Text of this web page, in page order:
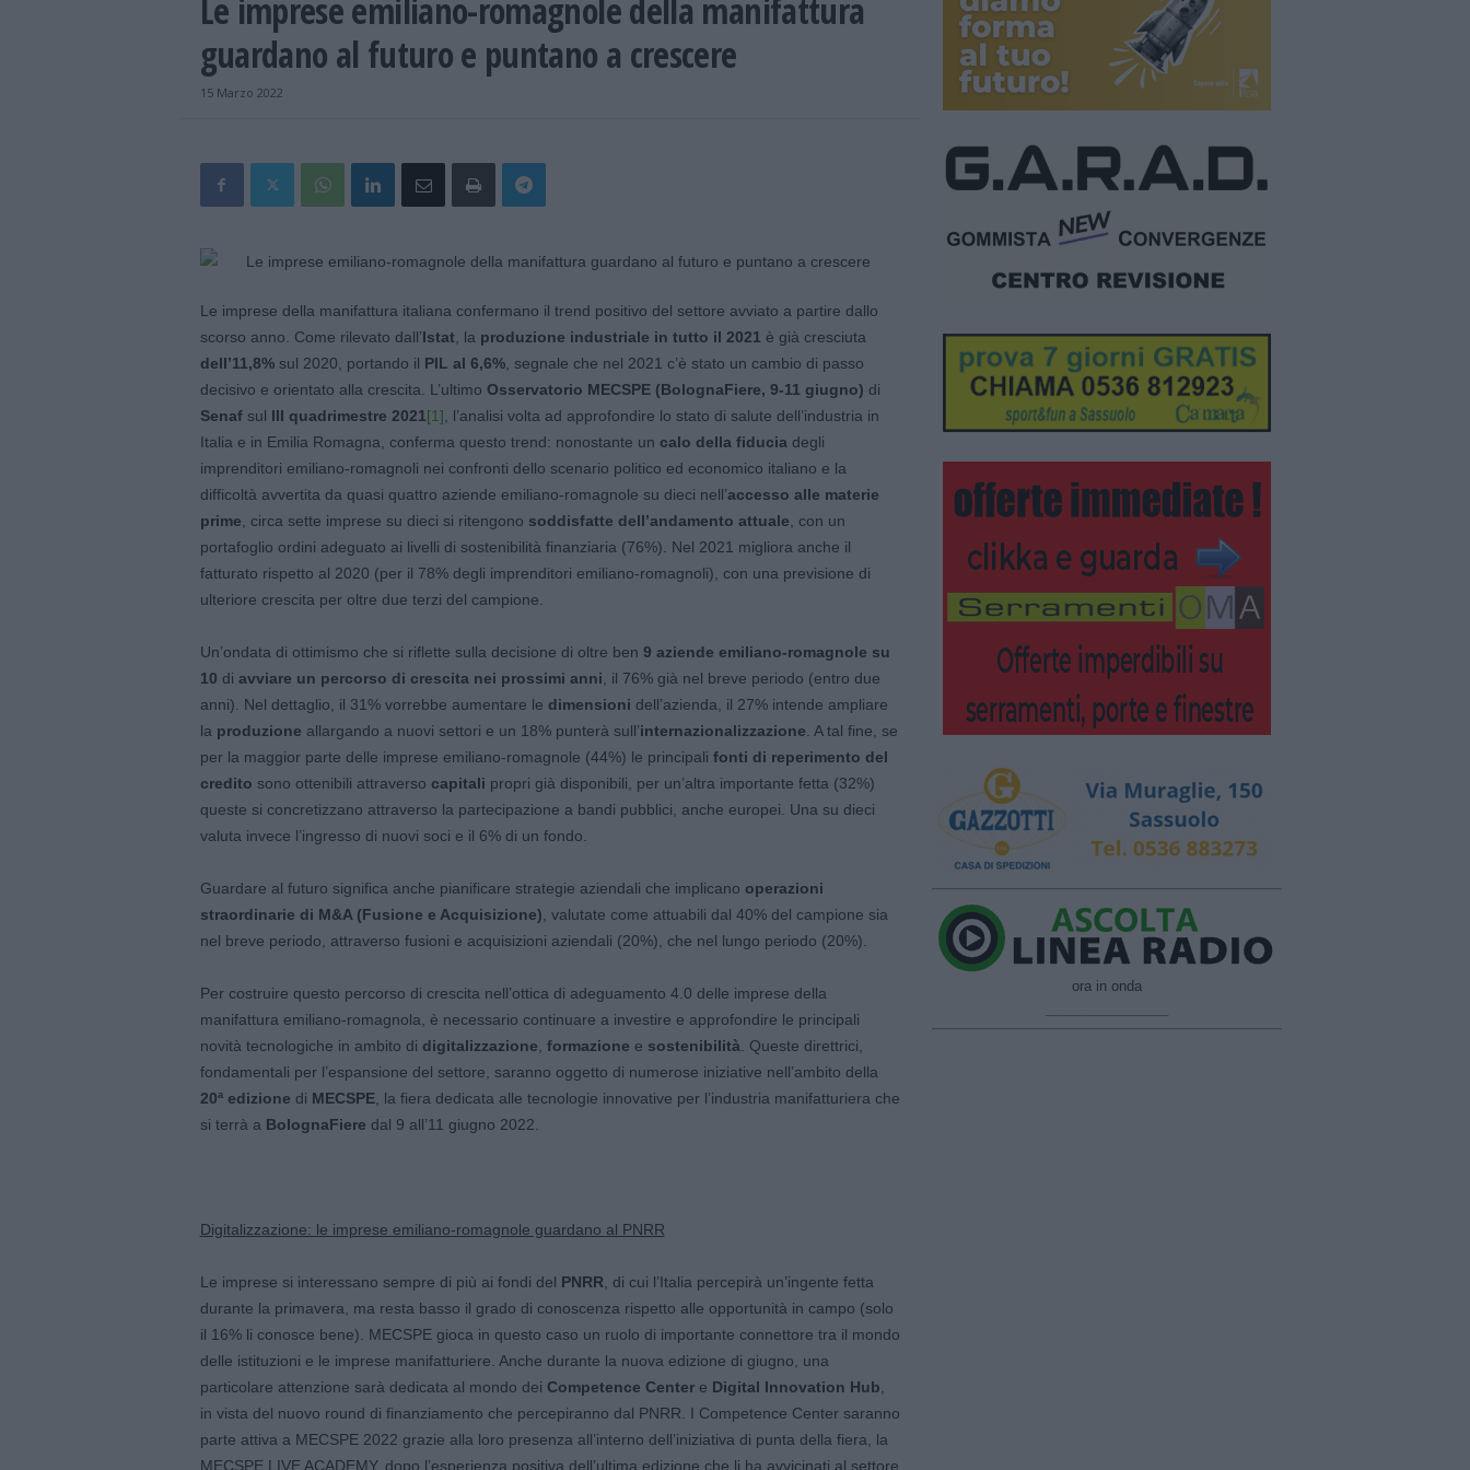
Le imprese emiliano-romagnole della manifattura
guardano al futuro e puntano a crescere
15 Marzo 2022
Le imprese della manifattura italiana confermano il trend positivo del settore avviato a partire dallo
scorso anno. Come rilevato dall’Istat , la produzione industriale in tutto il 2021 è già cresciuta
dell’11,8%sul 2020, portando il PIL al 6,6%, segnale che nel 2021 c’è stato un cambio di passo
decisivo e orientato alla crescita. L’ultimo Osservatorio MECSPE (BolognaFiere, 9-11 giugno) di
Senaf sul III quadrimestre 2021[1] , l’analisi volta ad approfondire lo stato di salute dell’industria in
Italia e in Emilia Romagna, conferma questo trend: nonostante un calo della fiducia degli
imprenditori emiliano-romagnoli nei confronti dello scenario politico ed economico italiano e la
difficoltà avvertita da quasi quattro aziende emiliano-romagnole su dieci nell’accesso alle materie
prime , circa sette imprese su dieci si ritengono soddisfatte dell’andamento attuale , con un
portafoglio ordini adeguato ai livelli di sostenibilità finanziaria (76%). Nel 2021 migliora anche il
fatturato rispetto al 2020 (per il 78% degli imprenditori emiliano-romagnoli), con una previsione di
ulteriore crescita per oltre due terzi del campione.
Un’ondata di ottimismo che si riflette sulla decisione di oltre ben 9 aziende emiliano-romagnole su
10 di avviare un percorso di crescita nei prossimi anni , il 76% già nel breve periodo (entro due
anni). Nel dettaglio, il 31% vorrebbe aumentare le dimensioni dell’azienda, il 27% intende ampliare
la produzione allargando a nuovi settori e un 18% punterà sull’internazionalizzazione . A tal fine, se
per la maggior parte delle imprese emiliano-romagnole (44%) le principali fonti di reperimento del
credito sono ottenibili attraverso capitali propri già disponibili, per un’altra importante fetta (32%)
queste si concretizzano attraverso la partecipazione a bandi pubblici, anche europei. Una su dieci
valuta invece l’ingresso di nuovi soci e il 6% di un fondo.
Guardare al futuro significa anche pianificare strategie aziendali che implicano operazioni
straordinarie di M&A (Fusione e Acquisizione) , valutate come attuabili dal 40% del campione sia
nel breve periodo, attraverso fusioni e acquisizioni aziendali (20%), che nel lungo periodo (20%).
Per costruire questo percorso di crescita nell’ottica di adeguamento 4.0 delle imprese della
manifattura emiliano-romagnola, è necessario continuare a investire e approfondire le principali
novità tecnologiche in ambito di digitalizzazione formazione e sostenibilità . Queste direttrici,
fondamentali per l’espansione del settore, saranno oggetto di numerose iniziative nell’ambito della
20ªedizione di MECSPE, la fiera dedicata alle tecnologie innovative per l’industria manifatturiera che
si terrà a BolognaFiere dal 9 all’11 giugno 2022.
Digitalizzazione: le imprese emiliano-romagnole guardano al PNRR
Le imprese si interessano sempre di più ai fondi del PNRR , di cui l’Italia percepirà un’ingente fetta
durante la primavera, ma resta basso il grado di conoscenza rispetto alle opportunità in campo (solo
il 16% li conosce bene). MECSPE gioca in questo caso un ruolo di importante connettore tra il mondo
delle istituzioni e le imprese manifatturiere. Anche durante la nuova edizione di giugno, una
particolare attenzione sarà dedicata al mondo dei Competence Centere Digital Innovation Hub
in vista del nuovo round di finanziamento che percepiranno dal PNRR. I Competence Center saranno
parte attiva a MECSPE 2022 grazie alla loro presenza all’interno dell’iniziativa di punta della fiera, la
MECSPE LIVE ACADEMY, dopo l’esperienza positiva dell’ultima edizione che li ha avvicinati al settore
ora in onda